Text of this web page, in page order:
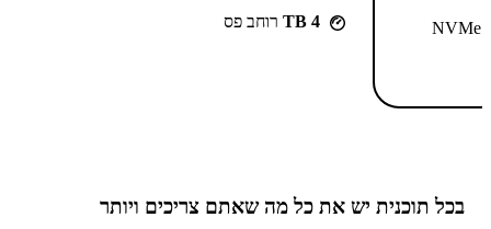
4 TB
רוחב פס
בכל תוכנית יש את כל מה שאתם צריכים ויותר